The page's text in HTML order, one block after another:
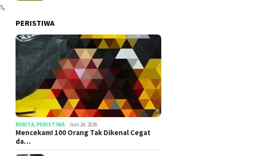
PERISTIWA
BERITA, PERISTIWA Juni 24, 2026
Mencekam! 100 Orang Tak Dikenal Cegat
da…